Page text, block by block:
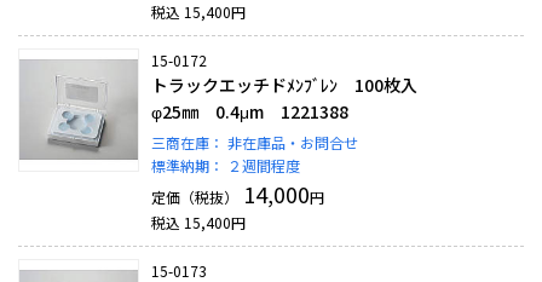
税込 15,400円
15-0172
トラックエッチドﾒﾝﾌﾞﾚﾝ 100枚入
φ25㎜ 0.4μm 1221388
三商在庫： 非在庫品・お問合せ
標準納期：
２週間程度
定価（税抜）
14,000円
税込 15,400円
15-0173